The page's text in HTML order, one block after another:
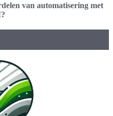
van automatisering met